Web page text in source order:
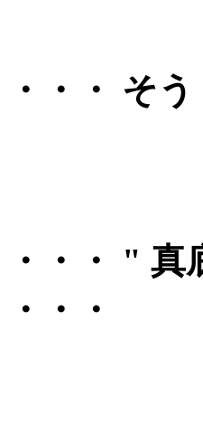
・・・ そ
・・・ "
・・・